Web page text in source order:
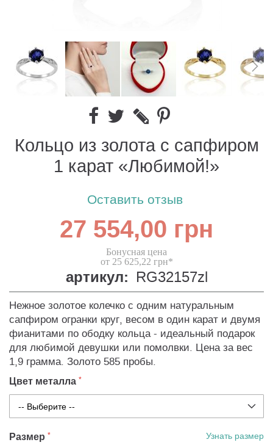
Кольцо из золота с сапфиром
1 карат «Любимой!»
Оставить отзыв
27 554,00 грн
Бонусная цена
от 25 625,22 грн*
артикул: RG32157zl
Нежное золотое колечко с одним натуральным
сапфиром огранки круг, весом в один карат и двумя
фианитами по ободку кольца - идеальный подарок
для любимой девушки или помолвки. Цена за вес
1,9 грамма. Золото 585 пробы.
Цвет металла
Размер Узнать размер